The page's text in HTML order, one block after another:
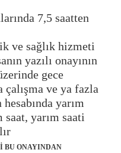
7,5 saatten
ve sağlık hizmeti
yazılı onayının
gece
çalışma ve ya fazla
yarım
saat, yarım saati
BU ONAYINDAN